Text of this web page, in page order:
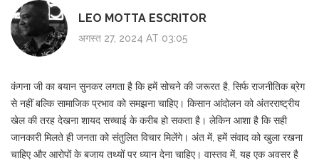
LEO MOTTA ESCRITOR
अगस्त 27, 2024 AT 03:05
कंगना जी का बयान सुनकर लगता है कि हमें सोचने की जरूरत है, सिर्फ राजनीतिक ब्रेग
से नहीं बल्कि सामाजिक प्रभाव को समझना चाहिए। किसान आंदोलन को अंतरराष्ट्रीय
खेल की तरह देखना शायद सच्चाई के करीब हो सकता है। लेकिन आशा है कि सही
जानकारी मिलते ही जनता को संतुलित विचार मिलेंगे। अंत में, हमें संवाद को खुला रखना
चाहिए और आरोपों के बजाय तथ्यों पर ध्यान देना चाहिए। वास्तव में, यह एक अवसर है